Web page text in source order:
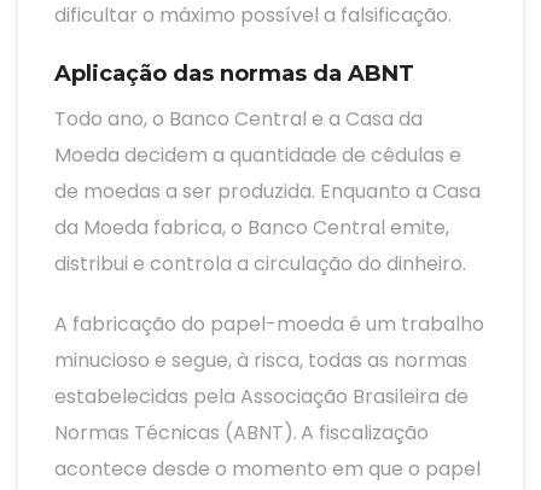
dificultar o máximo possível a falsificação.
Aplicação das normas da ABNT
Todo ano, o Banco Central e a Casa da
Moeda decidem a quantidade de cédulas e
de moedas a ser produzida. Enquanto a Casa
da Moeda fabrica, o Banco Central emite,
distribui e controla a circulação do dinheiro.
A fabricação do papel-moeda é um trabalho
minucioso e segue, à risca, todas as normas
estabelecidas pela Associação Brasileira de
Normas Técnicas (ABNT).A fiscalização
acontece desde o momento em que o papel